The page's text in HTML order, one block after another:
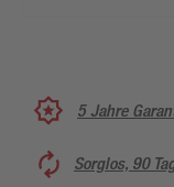
5 Jahre
Sorglos, 90